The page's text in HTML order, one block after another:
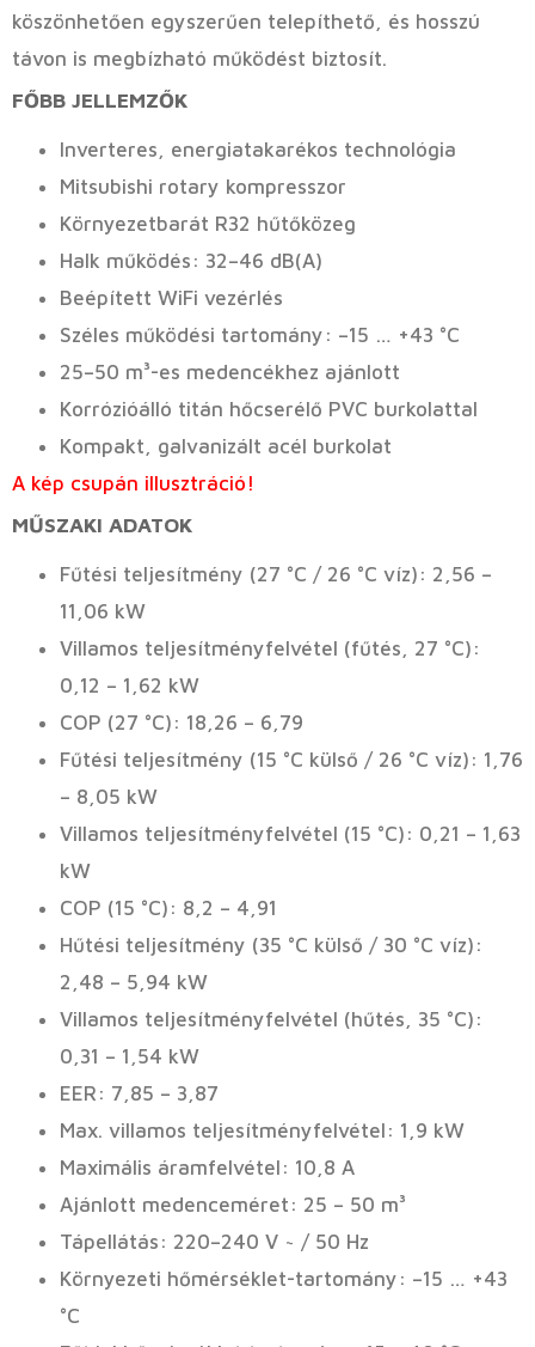
köszönhetően egyszerűen telepíthető, és hosszú
távon is megbízható működést biztosít.
FŐBB JELLEMZŐK
Inverteres, energiatakarékos technológia
Mitsubishi rotary kompresszor
Környezetbarát R32 hűtőközeg
Halk működés: 32–46 dB(A)
Beépített WiFi vezérlés
Széles működési tartomány: –15 … +43 °C
25–50 m³-es medencékhez ajánlott
Korrózióálló titán hőcserélő PVC burkolattal
Kompakt, galvanizált acél burkolat
A kép csupán illusztráció!
MŰSZAKI ADATOK
Fűtési teljesítmény (27 °C / 26 °C víz): 2,56 –
11,06 kW
Villamos teljesítményfelvétel (fűtés, 27 °C):
0,12 – 1,62 kW
COP (27 °C): 18,26 – 6,79
Fűtési teljesítmény (15 °C külső / 26 °C víz): 1,76
– 8,05 kW
Villamos teljesítményfelvétel (15 °C): 0,21 – 1,63
kW
COP (15 °C): 8,2 – 4,91
Hűtési teljesítmény (35 °C külső / 30 °C víz):
2,48 – 5,94 kW
Villamos teljesítményfelvétel (hűtés, 35 °C):
0,31 – 1,54 kW
EER: 7,85 – 3,87
Max. villamos teljesítményfelvétel: 1,9 kW
Maximális áramfelvétel: 10,8 A
Ajánlott medenceméret: 25 – 50 m³
Tápellátás: 220–240 V ~ / 50 Hz
Környezeti hőmérséklet-tartomány: –15 … +43
°C